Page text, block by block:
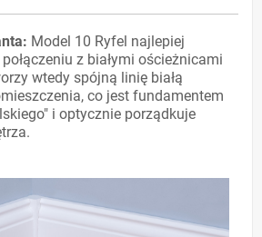
Model 10 Ryfel najlepiej
z białymi ościeżnicami
wtedy spójną linię białą
co jest fundamentem
i optycznie porządkuje